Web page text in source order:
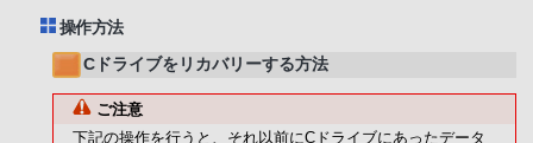
操作方法
Cドライブをリカバリーする方法
ご注意
下記の操作を行うと、それ以前にCドライブにあったデータ